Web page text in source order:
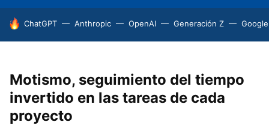
HOY SE HABLA DE
ChatGPT Anthropic OpenAI Generación Z
Motismo, seguimiento del tiempo
invertido en las tareas de cada
proyecto